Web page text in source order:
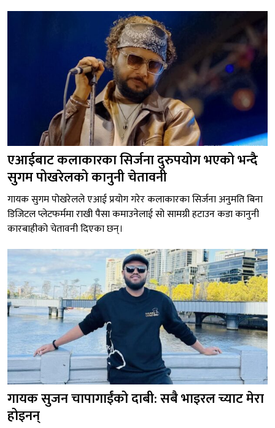
एआईबाट कलाकारका सिर्जना दुरुपयोग भएको भन्दै
सुगम पोखरेलको कानुनी चेतावनी
गायक सुगम पोखरेलले एआई प्रयोग गरेर कलाकारका सिर्जना अनुमति बिना
डिजिटल प्लेटफर्ममा राखी पैसा कमाउनेलाई सो सामग्री हटाउन कडा कानुनी
कारबाहीको चेतावनी दिएका छन्।
गायक सुजन चापागाईंको दाबी: सबै भाइरल च्याट मेरा
होइनन्